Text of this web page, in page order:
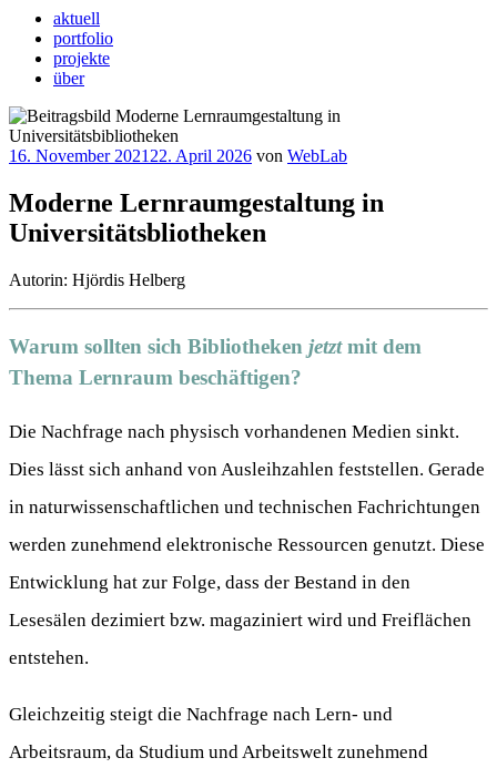
aktuell
portfolio
projekte
über
Veröffentlicht
16. November 2021 22. April 2026 von WebLab
Moderne Lernraumgestaltung in
Universitätsbliotheken
Autorin: Hjördis Helberg
Warum sollten sich Bibliotheken jetztmit dem
Thema Lernraum beschäftigen?
Die Nachfrage nach physisch vorhandenen Medien sinkt.
Dies lässt sich anhand von Ausleihzahlen feststellen. Gerade
in naturwissenschaftlichen und technischen Fachrichtungen
werden zunehmend elektronische Ressourcen genutzt. Diese
Entwicklung hat zur Folge, dass der Bestand in den
Lesesälen dezimiert bzw. magaziniert wird und Freiflächen
entstehen.
Gleichzeitig steigt die Nachfrage nach Lern- und
Arbeitsraum, da Studium und Arbeitswelt zunehmend